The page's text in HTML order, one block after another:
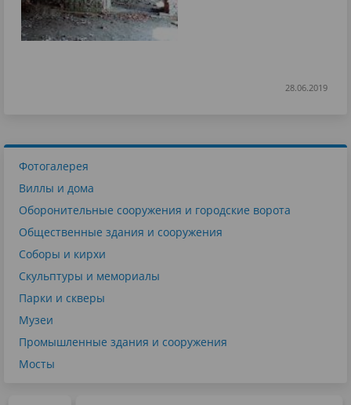
28.06.2019
Фотогалерея
Виллы и дома
Оборонительные сооружения и городские ворота
Общественные здания и сооружения
Соборы и кирхи
Скульптуры и мемориалы
Парки и скверы
Музеи
Промышленные здания и сооружения
Мосты